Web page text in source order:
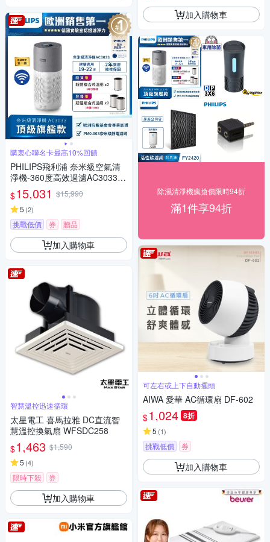
購衷心聯名卡最高10%回饋
PHILIPS飛利浦 奈米級空氣清
淨機-360度高效過濾AC3033
適用22坪贈FY3430濾網*2
$15,031 $15,990
5 (2)
挑戰低價 券 贈品
加入購物車
智慧溫控迅速循環
太星電工 喜馬拉雅 DC直流智
慧溫控換氣扇 WFSDC258
$1,463 $1,590
5 (4)
限時下殺 券
加入購物車
加入購物車
除濕清淨機瘋搶價限時94折
滿1件享94折
可左右或上下自動擺頭
AIWA 愛華 AC循環扇 DF-602
$1,024 8折
5 (1)
挑戰低價 券
加入購物車